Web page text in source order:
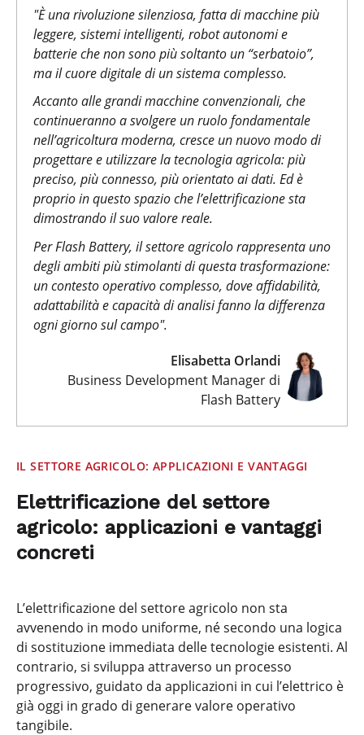
"È una rivoluzione silenziosa, fatta di macchine più
leggere, sistemi intelligenti, robot autonomi e
batterie che non sono più soltanto un “serbatoio”,
ma il cuore digitale di un sistema complesso.
Accanto alle grandi macchine convenzionali, che
continueranno a svolgere un ruolo fondamentale
nell’agricoltura moderna, cresce un nuovo modo di
progettare e utilizzare la tecnologia agricola: più
preciso, più connesso, più orientato ai dati. Ed è
proprio in questo spazio che l’elettrificazione sta
dimostrando il suo valore reale.
Per Flash Battery, il settore agricolo rappresenta uno
degli ambiti più stimolanti di questa trasformazione:
un contesto operativo complesso, dove affidabilità,
adattabilità e capacità di analisi fanno la differenza
ogni giorno sul campo".
Elisabetta Orlandi
Business Development Manager di
Flash Battery
IL SETTORE AGRICOLO: APPLICAZIONI E VANTAGGI
Elettrificazione del settore
agricolo: applicazioni e vantaggi
concreti
L’elettrificazione del settore agricolo non sta
avvenendo in modo uniforme, né secondo una logica
di sostituzione immediata delle tecnologie esistenti. Al
contrario, si sviluppa attraverso un processo
progressivo, guidato da applicazioni in cui l’elettrico è
già oggi in grado di generare valore operativo
tangibile.